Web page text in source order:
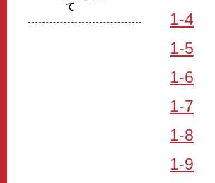
て
1-4
1-5
1-6
1-7
1-8
1-9